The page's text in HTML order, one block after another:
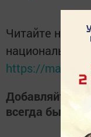
Читайте
национальном
https://max.ru/
Добавляйте
всегда быть в